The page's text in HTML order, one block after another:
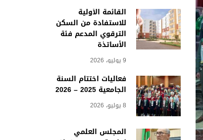
القائمة الأولية
للاستفادة من السكن
الترقوي المدعم فئة
الأساتذة
9 يوليو، 2026
فعاليات اختتام السنة
الجامعية 2025 – 2026
8 يوليو، 2026
المجلس العلمي